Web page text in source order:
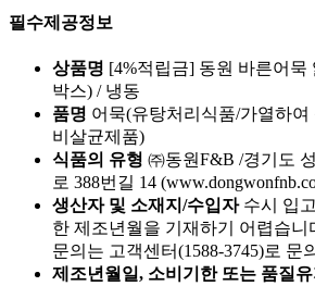
필수제공정보
상품명 [4%적립금] 동원 바른어묵
박스) / 냉동
품명 어묵(유탕처리식품/가열하
비살균제품)
식품의 유형 ㈜동원F&B /경기도
로 388번길 14
생산자 및 소재지/수입자 수시 입
한 제조년월을 기재하기 어렵습니
문의는 고객센터(1588-3745)로 문
제조년월일, 소비기한 또는 품질